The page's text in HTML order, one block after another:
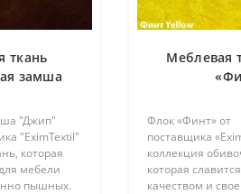
ткань
замша
"Джип"
"EximTextil"
которая
мебели
пышных.
Меблевая
Флок «Финт» от
поставщика
коллекция
которая
качеством и